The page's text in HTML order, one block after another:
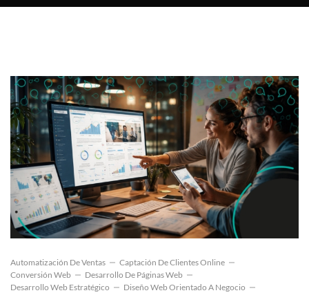
Automatización De Ventas
Captación De Clientes Online
Conversión Web
Desarrollo De Páginas Web
Desarrollo Web Estratégico
Diseño Web Orientado A Negocio